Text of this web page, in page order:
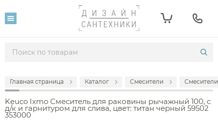
Главная страница Каталог Смесители
Keuco Ixmo Смеситель для раковины рычажный 100, с
д/к и гарнитуром для слива, цвет: титан черный 59502
353000